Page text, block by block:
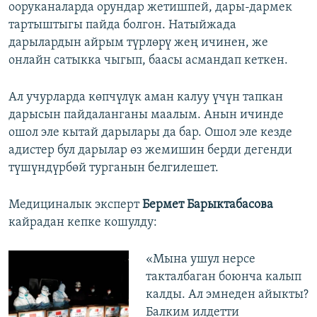
ооруканаларда орундар жетишпей, дары-дармек
тартыштыгы пайда болгон. Натыйжада
дарылардын айрым түрлөрү жең ичинен, же
онлайн сатыкка чыгып, баасы асмандап кеткен.
Ал учурларда көпчүлүк аман калуу үчүн тапкан
дарысын пайдаланганы маалым. Анын ичинде
ошол эле кытай дарылары да бар. Ошол эле кезде
адистер бул дарылар өз жемишин берди дегенди
түшүндүрбөй турганын белгилешет.
Медициналык экспертБермет Барыктабасова
кайрадан кепке кошулду:
«Мына ушул нерсе
такталбаган боюнча калып
калды. Ал эмнеден айыкты?
Балким илдетти